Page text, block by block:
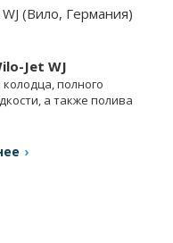
(Вило, Германия)
Jet WJ
полного
а также полива